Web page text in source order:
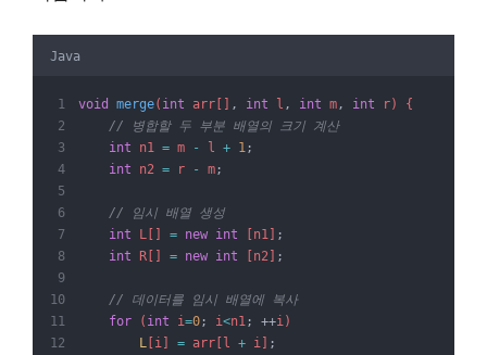
Java
void merge( int arr[] , int l , int m , int r) {
// 병합할 두 부분 배열의 크기 계산
int n1 = m - l + 1 ;
int n2 = r - m ;
// 임시 배열 생성
int L[] = new int [n1] ;
int R[] = new int [n2] ;
// 데이터를 임시 배열에 복사
for ( int i=0 ; i<n1 ; ++i)
L [i] = arr[l + i] ;